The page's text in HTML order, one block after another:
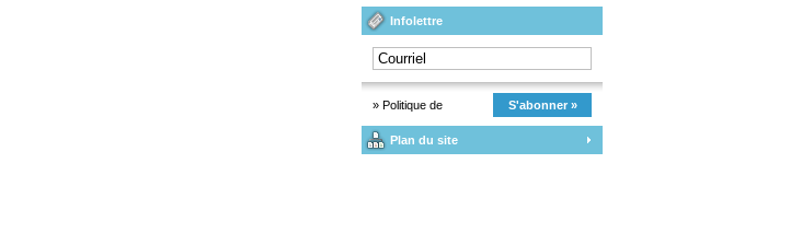
Infolettre
» Politique de
confidentialité
S'abonner »
Plan du site